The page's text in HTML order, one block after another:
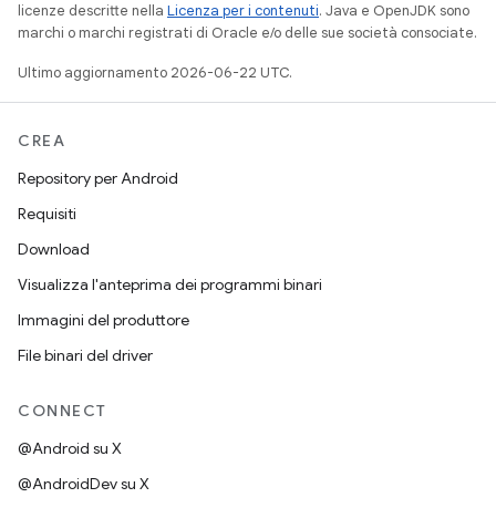
licenze descritte nella Licenza per i contenuti. Java e OpenJDK sono
marchi o marchi registrati di Oracle e/o delle sue società consociate.
Ultimo aggiornamento 2026-06-22 UTC.
CREA
Repository per Android
Requisiti
Download
Visualizza l'anteprima dei programmi binari
Immagini del produttore
File binari del driver
CONNECT
@Android su X
@AndroidDev su X